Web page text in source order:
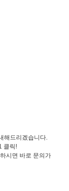
해드리겠습니다.
클릭!
시면 바로 문의가